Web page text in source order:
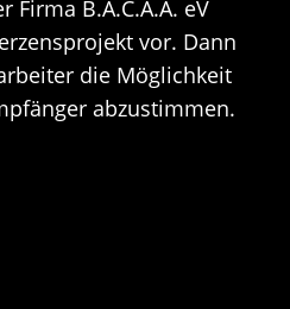
Firma B.A.C.A.A. eV
vor. Dann
die Möglichkeit
abzustimmen.